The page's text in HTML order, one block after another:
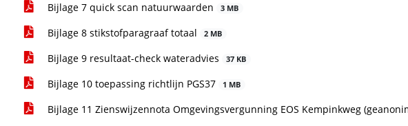
Bijlage 7 quick scan natuurwaarden 3 MB
Bijlage 8 stikstofparagraaf totaal 2 MB
Bijlage 9 resultaat-check wateradvies 37 KB
Bijlage 10 toepassing richtlijn PGS37 1 MB
Bijlage 11 Zienswijzennota Omgevingsvergunning EOS Kempinkweg